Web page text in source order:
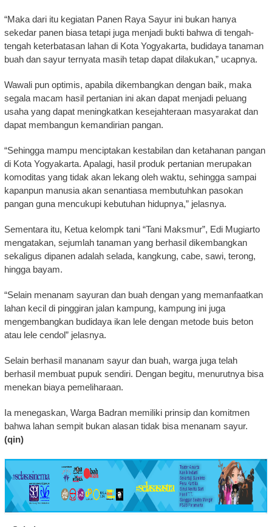
“Maka dari itu kegiatan Panen Raya Sayur ini bukan hanya
sekedar panen biasa tetapi juga menjadi bukti bahwa di tengah-
tengah keterbatasan lahan di Kota Yogyakarta, budidaya tanaman
buah dan sayur ternyata masih tetap dapat dilakukan,” ucapnya.
Wawali pun optimis, apabila dikembangkan dengan baik, maka
segala macam hasil pertanian ini akan dapat menjadi peluang
usaha yang dapat meningkatkan kesejahteraan masyarakat dan
dapat membangun kemandirian pangan.
“Sehingga mampu menciptakan kestabilan dan ketahanan pangan
di Kota Yogyakarta. Apalagi, hasil produk pertanian merupakan
komoditas yang tidak akan lekang oleh waktu, sehingga sampai
kapanpun manusia akan senantiasa membutuhkan pasokan
pangan guna mencukupi kebutuhan hidupnya,” jelasnya.
Sementara itu, Ketua kelompk tani “Tani Maksmur”, Edi Mugiarto
mengatakan, sejumlah tanaman yang berhasil dikembangkan
sekaligus dipanen adalah selada, kangkung, cabe, sawi, terong,
hingga bayam.
“Selain menanam sayuran dan buah dengan yang memanfaatkan
lahan kecil di pinggiran jalan kampung, kampung ini juga
mengembangkan budidaya ikan lele dengan metode buis beton
atau lele cendol” jelasnya.
Selain berhasil mananam sayur dan buah, warga juga telah
berhasil membuat pupuk sendiri. Dengan begitu, menurutnya bisa
menekan biaya pemeliharaan.
Ia menegaskan, Warga Badran memiliki prinsip dan komitmen
bahwa lahan sempit bukan alasan tidak bisa menanam sayur.
(qin)